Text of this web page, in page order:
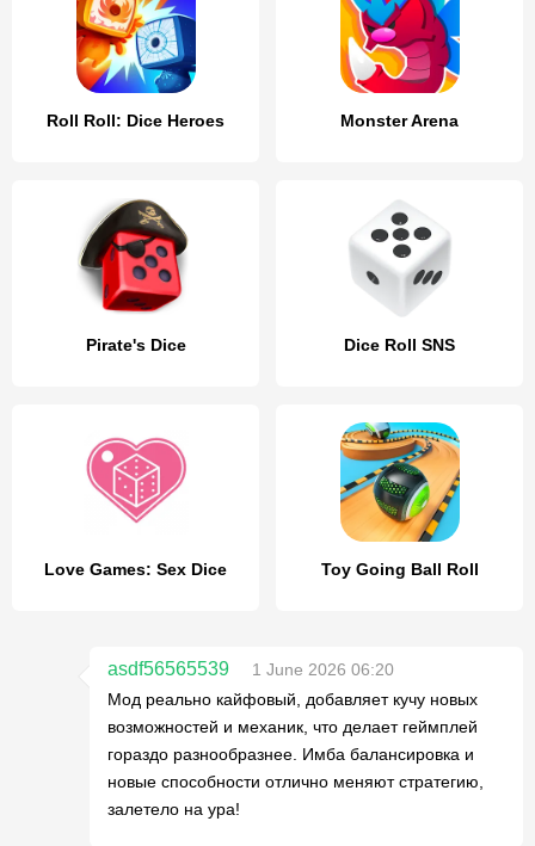
Roll Roll: Dice Heroes Monster Arena
Pirate's Dice Dice Roll SNS
Love Games: Sex Dice Toy Going Ball Roll
asdf56565539
1 June 2026 06:20
Мод реально кайфовый, добавляет кучу новых
возможностей и механик, что делает геймплей
гораздо разнообразнее. Имба балансировка и
новые способности отлично меняют стратегию,
залетело на ура!